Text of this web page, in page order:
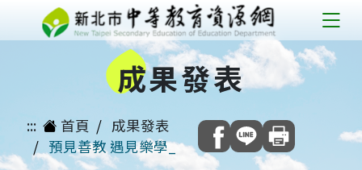
成果發表
::: 首頁
成果發表
預見善教 遇見樂學_促進自主學習課堂教學實踐